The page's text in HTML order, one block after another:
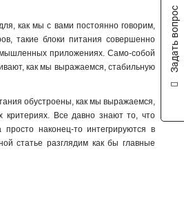
как мы с вами постоянно говорим,
такие блоки питания совершенно
приложениях. Само-собой
как мы выражаемся, стабильную
обустроены, как мы выражаемся,
критериях. Все давно знают то, что
наконец-то интегрируются в
статье разглядим как бы главные
Задать вопрос